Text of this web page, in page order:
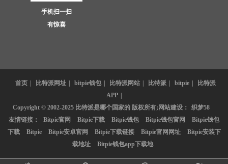
手机扫一扫
有惊喜
首页 | 比特派网址 | bitpie钱包 | 比特派网站 | 比特派 | bitpie |
比特派
APP |
Copyright © 2002-2025 比特派是哪个国家的 版权所有;网站建设：
织梦58
友情链接：
Bitpie官网 Bitpie下载 Bitpie钱包 Bitpie钱包官网
Bitpie钱包
下载
Bitpie Bitpie安卓官网 Bitpie下载链接 Bitpie官网网址
Bitpie安装下
载地址
Bitpie钱包app下载地